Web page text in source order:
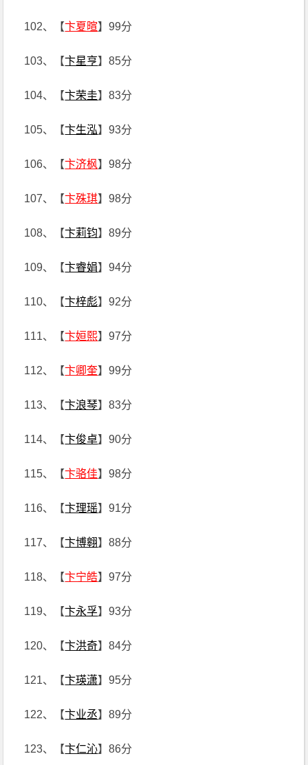
102、【卞夏暄】99分
103、【卞星亨】85分
104、【卞荣圭】83分
105、【卞生泓】93分
106、【卞济枫】98分
107、【卞殊琪】98分
108、【卞莉钧】89分
109、【卞睿娟】94分
110、【卞梓彪】92分
111、【卞姮熙】97分
112、【卞卿奎】99分
113、【卞浪琴】83分
114、【卞俊卓】90分
115、【卞骆佳】98分
116、【卞理瑶】91分
117、【卞博翱】88分
118、【卞宁皓】97分
119、【卞永孚】93分
120、【卞洪奇】84分
121、【卞瑛潇】95分
122、【卞业丞】89分
123、【卞仁沁】86分